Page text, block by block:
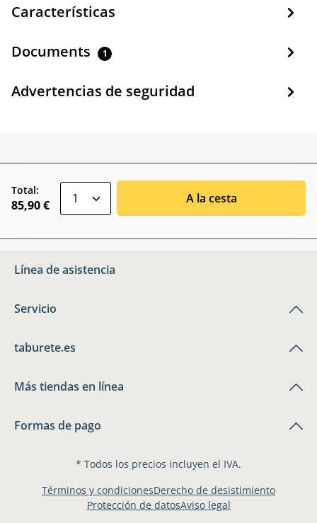
Características
Documents 1
Advertencias de seguridad
Total:
85,90 € A la cesta
Línea de asistencia
Servicio
taburete.es
Más tiendas en línea
Formas de pago
* Todos los precios incluyen el IVA.
Términos y condicionesDerecho de desistimiento
Protección de datosAviso legal